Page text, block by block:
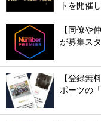
トを開催
【同僚や
が募集ス
【登録無
ポーツの